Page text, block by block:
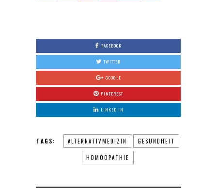
FACEBOOK
TWITTER
GOOGLE
PINTEREST
LINKED IN
TAGS: ALTERNATIVMEDIZIN GESUNDHEIT
HOMÖOPATHIE